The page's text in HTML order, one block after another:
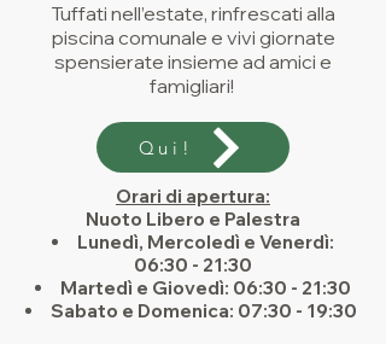
Tuffati nell’estate, rinfrescati alla
piscina comunale e vivi giornate
spensierate insieme ad amici e
famigliari!
Qui!
Orari di apertura:
Nuoto Libero e Palestra
Lunedì, Mercoledì e Venerdì:
06:30 - 21:30
Martedì e Giovedì: 06:30 - 21:30
Sabato e Domenica: 07:30 - 19:30